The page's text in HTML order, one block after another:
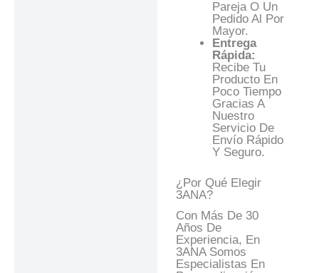
Pareja O Un
Pedido Al Por
Mayor.
Entrega
Rápida:
Recibe Tu
Producto En
Poco Tiempo
Gracias A
Nuestro
Servicio De
Envío Rápido
Y Seguro.
¿Por Qué Elegir
3ANA?
Con Más De 30
Años De
Experiencia, En
3ANA Somos
Especialistas En